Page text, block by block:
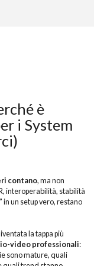
è
i System
contano, ma non
interoperabilità, stabilità
in un setup vero, restano
la tappa più
video professionali:
sono mature, quali